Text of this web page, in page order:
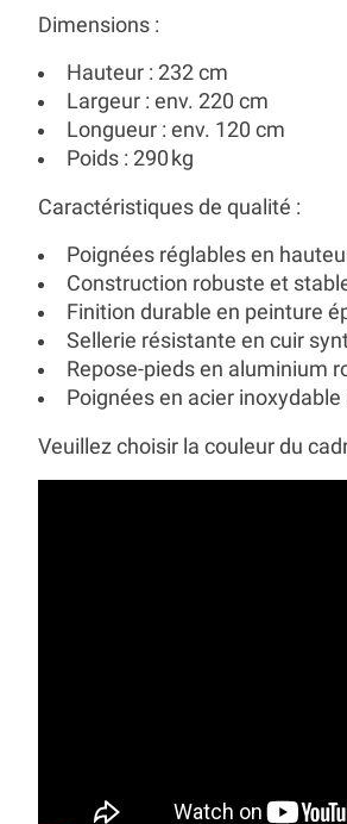
Dimensions :
Hauteur : 232 cm
Largeur : env. 220 cm
Longueur : env. 120 cm
Poids : 290 kg
Caractéristiques de qualité :
Poignées réglables en
Construction robuste et
Finition durable en peinture
Sellerie résistante en cuir
Repose-pieds en aluminium
Poignées en acier
Veuillez choisir la couleur du